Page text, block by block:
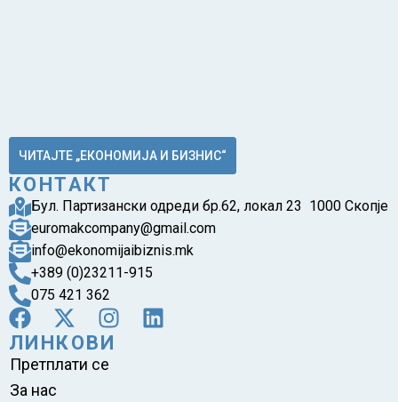
ЧИТАЈТЕ „ЕКОНОМИЈА И БИЗНИС“
КОНТАКТ
Бул. Партизански одреди бр.62, локал 23 1000 Скопје
euromakcompany@gmail.com
info@ekonomijaibiznis.mk
+389 (0)23211-915
075 421 362
ЛИНКОВИ
Претплати се
За нас